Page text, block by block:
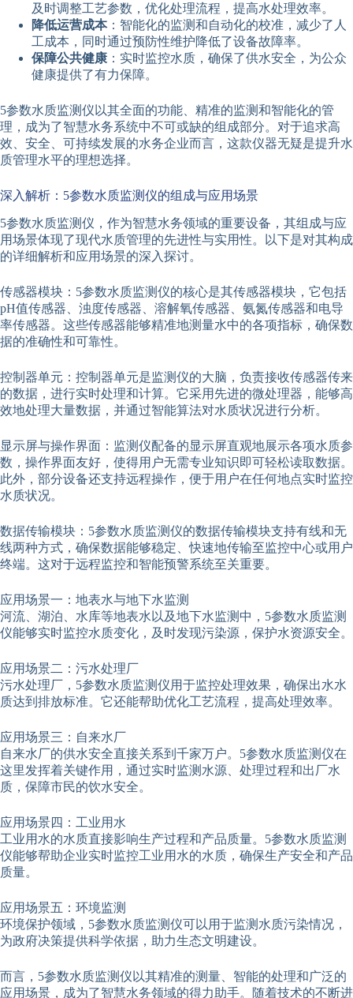
及时调整工艺参数，优化处理流程，提高水处理效率。
降低运营成本：智能化的监测和自动化的校准，减少了人
工成本，同时通过预防性维护降低了设备故障率。
保障公共健康 ：实时监控水质，确保了供水安全，为公众
健康提供了有力保障。
5参数水质监测仪以其全面的功能、精准的监测和智能化的管
理，成为了智慧水务系统中不可或缺的组成部分。对于追求高
效、安全、可持续发展的水务企业而言，这款仪器无疑是提升水
质管理水平的理想选择。
深入解析：5参数水质监测仪的组成与应用场景
5参数水质监测仪，作为智慧水务领域的重要设备，其组成与应
用场景体现了现代水质管理的先进性与实用性。以下是对其构成
的详细解析和应用场景的深入探讨。
传感器模块：5参数水质监测仪的核心是其传感器模块，它包括
pH值传感器、浊度传感器、溶解氧传感器、氨氮传感器和电导
率传感器。这些传感器能够精准地测量水中的各项指标，确保数
据的准确性和可靠性。
控制器单元：控制器单元是监测仪的大脑，负责接收传感器传来
的数据，进行实时处理和计算。它采用先进的微处理器，能够高
效地处理大量数据，并通过智能算法对水质状况进行分析。
显示屏与操作界面：监测仪配备的显示屏直观地展示各项水质参
数，操作界面友好，使得用户无需专业知识即可轻松读取数据。
此外，部分设备还支持远程操作，便于用户在任何地点实时监控
水质状况。
数据传输模块：5参数水质监测仪的数据传输模块支持有线和无
线两种方式，确保数据能够稳定、快速地传输至监控中心或用户
终端。这对于远程监控和智能预警系统至关重要。
应用场景一：地表水与地下水监测
河流、湖泊、水库等地表水以及地下水监测中，5参数水质监测
仪能够实时监控水质变化，及时发现污染源，保护水资源安全。
应用场景二：污水处理厂
污水处理厂，5参数水质监测仪用于监控处理效果，确保出水水
质达到排放标准。它还能帮助优化工艺流程，提高处理效率。
应用场景三：自来水厂
自来水厂的供水安全直接关系到千家万户。5参数水质监测仪在
这里发挥着关键作用，通过实时监测水源、处理过程和出厂水
质，保障市民的饮水安全。
应用场景四：工业用水
工业用水的水质直接影响生产过程和产品质量。5参数水质监测
仪能够帮助企业实时监控工业用水的水质，确保生产安全和产品
质量。
应用场景五：环境监测
环境保护领域，5参数水质监测仪可以用于监测水质污染情况，
为政府决策提供科学依据，助力生态文明建设。
而言，5参数水质监测仪以其精准的测量、智能的处理和广泛的
应用场景，成为了智慧水务领域的得力助手。随着技术的不断进